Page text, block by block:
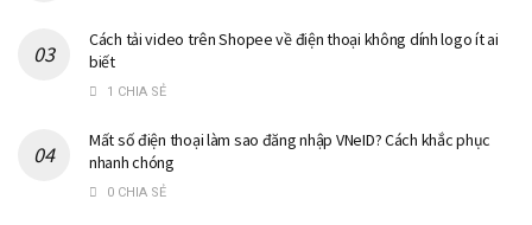
Cách tải video trên Shopee về điện thoại không dính logo ít ai
biết
1 CHIA SẺ
Mất số điện thoại làm sao đăng nhập VNeID? Cách khắc phục
nhanh chóng
0 CHIA SẺ